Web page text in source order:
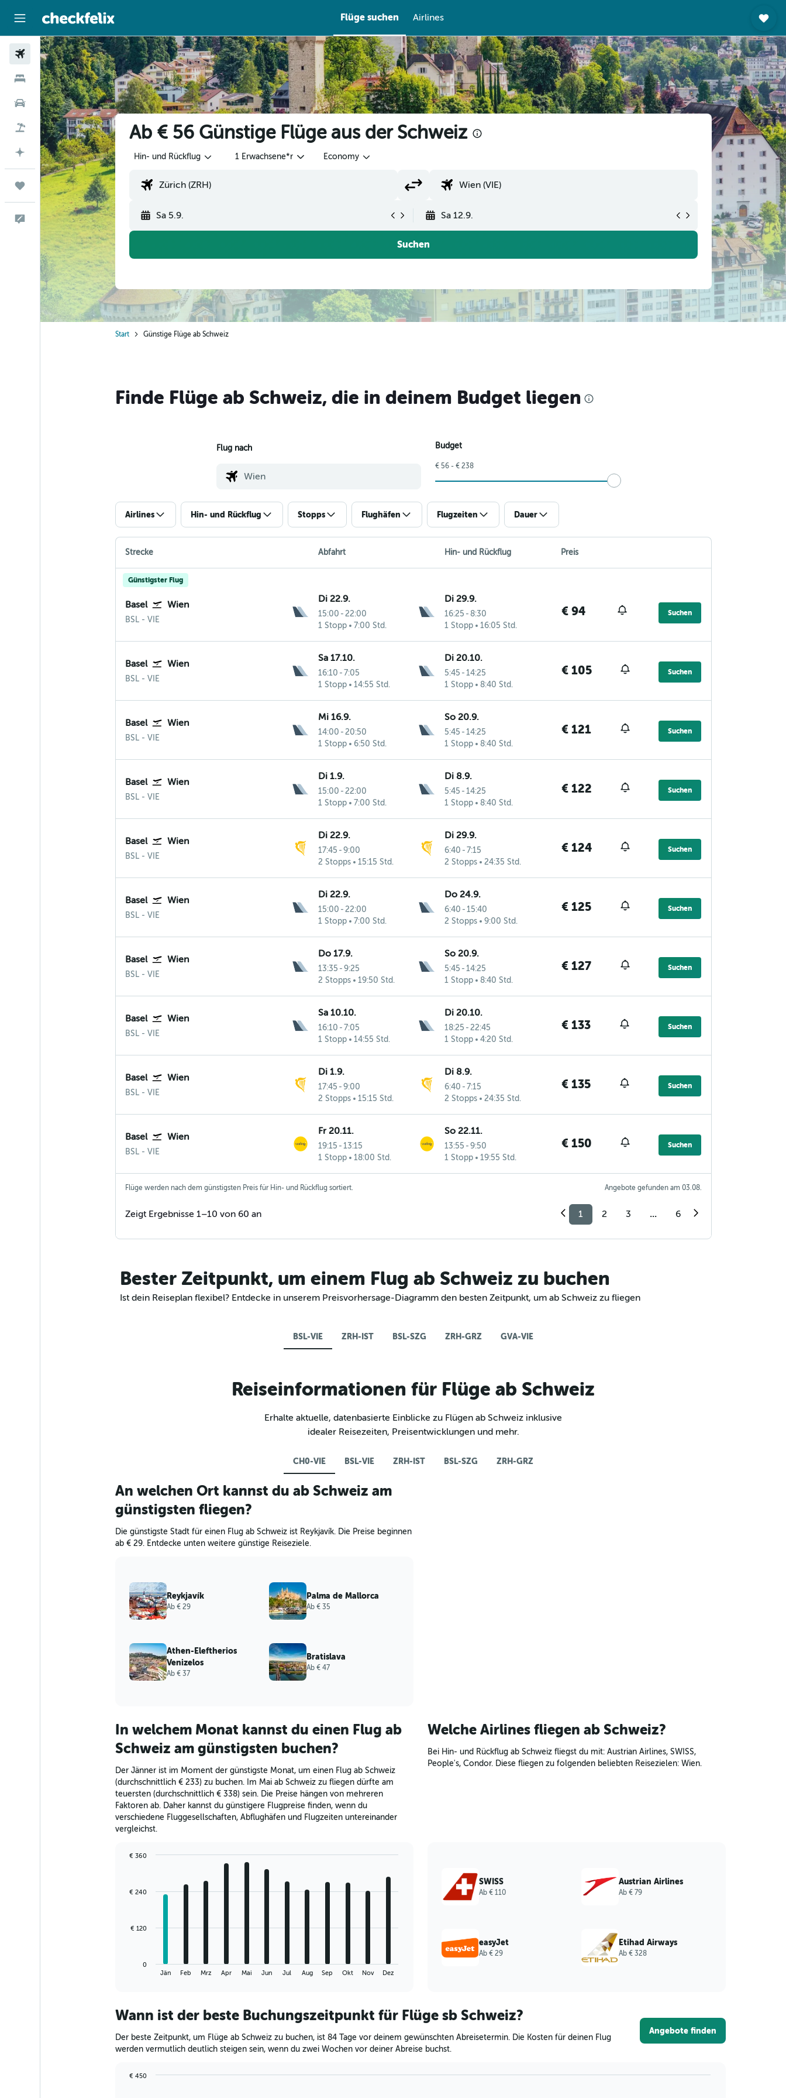
Flüge suchen Airlines
Flüge
Unterkünfte
Mietwagen
Flug+Hotel
Mit KI planen
Trips
Feedback
Ab € 56 Günstige Flüge aus der Schweiz
Hin- und Rückflug 1 Erwachsene*r Economy
Sa 5.9. Sa 12.9.
Suchen
Start Günstige Flüge ab Schweiz
Finde Flüge ab Schweiz, die in deinem Budget liegen
Flug nach Budget
€ 56 - € 238
Airlines Hin- und Rückflug Stopps Flughäfen Flugzeiten Dauer
Strecke Abfahrt Hin- und Rückflug Preis
Günstigster Flug
Basel Wien
BSL- VIE
Di 22.9.
15:00 - 22:00
1 Stopp
7:00 Std.
Di 29.9.
16:25 - 8:30
1 Stopp
16:05 Std.
€ 94 Suchen
Basel Wien
BSL- VIE
Sa 17.10.
16:10 - 7:05
1 Stopp
14:55 Std.
Di 20.10.
5:45 - 14:25
1 Stopp
8:40 Std.
€ 105 Suchen
Basel Wien
BSL- VIE
Mi 16.9.
14:00 - 20:50
1 Stopp
6:50 Std.
So 20.9.
5:45 - 14:25
1 Stopp
8:40 Std.
€ 121 Suchen
Basel Wien
BSL- VIE
Di 1.9.
15:00 - 22:00
1 Stopp
7:00 Std.
Di 8.9.
5:45 - 14:25
1 Stopp
8:40 Std.
€ 122 Suchen
Basel Wien
BSL- VIE
Di 22.9.
17:45 - 9:00
2 Stopps
15:15 Std.
Di 29.9.
6:40 - 7:15
2 Stopps
24:35 Std.
€ 124 Suchen
Basel Wien
BSL- VIE
Di 22.9.
15:00 - 22:00
1 Stopp
7:00 Std.
Do 24.9.
6:40 - 15:40
2 Stopps
9:00 Std.
€ 125 Suchen
Basel Wien
BSL- VIE
Do 17.9.
13:35 - 9:25
2 Stopps
19:50 Std.
So 20.9.
5:45 - 14:25
1 Stopp
8:40 Std.
€ 127 Suchen
Basel Wien
BSL- VIE
Sa 10.10.
16:10 - 7:05
1 Stopp
14:55 Std.
Di 20.10.
18:25 - 22:45
1 Stopp
4:20 Std.
€ 133 Suchen
Basel Wien
BSL- VIE
Di 1.9.
17:45 - 9:00
2 Stopps
15:15 Std.
Di 8.9.
6:40 - 7:15
2 Stopps
24:35 Std.
€ 135 Suchen
Basel Wien
BSL- VIE
Fr 20.11.
19:15 - 13:15
1 Stopp
18:00 Std.
So 22.11.
13:55 - 9:50
1 Stopp
19:55 Std.
€ 150 Suchen
Flüge werden nach dem günstigsten Preis für Hin- und Rückflug sortiert. Angebote gefunden am 03.08.
Zeigt Ergebnisse 1–10 von 60 an 1 2 3 ... 6
Bester Zeitpunkt, um einem Flug ab Schweiz zu buchen
Ist dein Reiseplan flexibel? Entdecke in unserem Preisvorhersage-Diagramm den besten Zeitpunkt, um ab Schweiz zu fliegen
BSL-VIE ZRH-IST BSL-SZG ZRH-GRZ GVA-VIE
Reiseinformationen für Flüge ab Schweiz
Erhalte aktuelle, datenbasierte Einblicke zu Flügen ab Schweiz inklusive
idealer Reisezeiten, Preisentwicklungen und mehr.
CH0-VIE BSL-VIE ZRH-IST BSL-SZG ZRH-GRZ
In welchem Monat kannst du einen Flug ab
Schweiz am günstigsten buchen?
Der Jänner ist im Moment der günstigste Monat, um einen Flug ab Schweiz
(durchschnittlich € 233) zu buchen. Im Mai ab Schweiz zu fliegen dürfte am
teuersten (durchschnittlich € 338) sein. Die Preise hängen von mehreren
Faktoren ab. Daher kannst du günstigere Flugpreise finden, wenn du
verschiedene Fluggesellschaften, Abflughäfen und Flugzeiten untereinander
vergleichst.
12
The
Range:
categories.
The
has
Jän Feb Mrz Apr Mai Jun Jul Aug Sep Okt Nov Dez
0
€ 120
€ 240
€ 360
Welche Airlines fliegen ab Schweiz?
Bei Hin- und Rückflug ab Schweiz fliegst du mit: Austrian Airlines, SWISS,
People's, Condor. Diese fliegen zu folgenden beliebten Reisezielen: Wien.
SWISS
Ab € 110
Austrian Airlines
Ab € 79
easyJet
Ab € 29
Etihad Airways
Ab € 328
An welchen Ort kannst du ab Schweiz am
günstigsten fliegen?
Die günstigste Stadt für einen Flug ab Schweiz ist Reykjavík. Die Preise beginnen
ab € 29. Entdecke unten weitere günstige Reiseziele.
Reykjavík
Ab € 29
Palma de Mallorca
Ab € 35
Athen-Eleftherios
Venizelos
Ab € 37
Bratislava
Ab € 47
Wann ist der beste Buchungszeitpunkt für Flüge sb Schweiz?
Der beste Zeitpunkt, um Flüge ab Schweiz zu buchen, ist 84 Tage vor deinem gewünschten Abreisetermin. Die Kosten für deinen Flug
werden vermutlich deutlich steigen sein, wenn du zwei Wochen vor deiner Abreise buchst.
Angebote finden
€ 450